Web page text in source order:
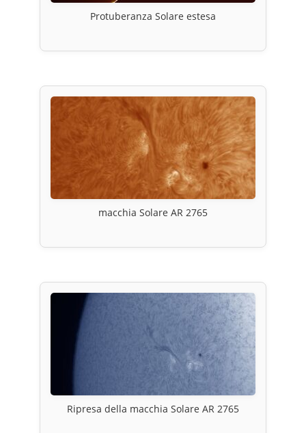
Protuberanza Solare estesa
macchia Solare AR 2765
Ripresa della macchia Solare AR 2765